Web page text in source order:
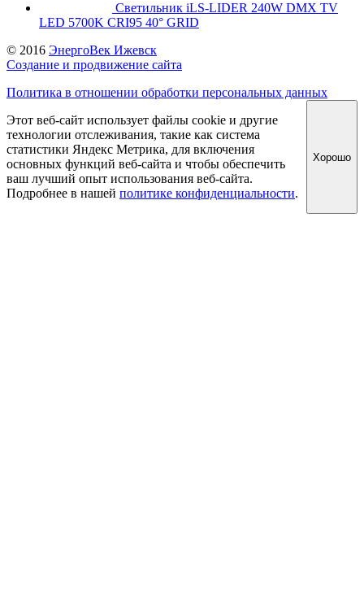
Светильник iLS-LIDER 240W DMX TV
LED 5700K CRI95 40° GRID
© 2016 ЭнергоВек Ижевск
Создание и продвижение сайта
Политика в отношении обработки персональных данных
Этот веб-сайт использует файлы cookie и другие
технологии отслеживания, такие как система
статистики Яндекс Метрика, для включения
основных функций веб-сайта и чтобы обеспечить
ваш лучший опыт использования веб-сайта.
Подробнее в нашей политике конфиденциальности.
Хорошо